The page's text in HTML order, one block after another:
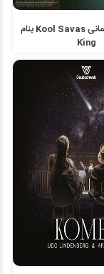
دانلود آهنگ آلمانی Kool Savas بنام
King